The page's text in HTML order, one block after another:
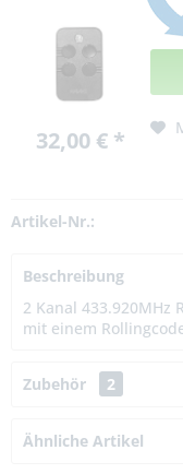
32,00 € *
Artikel-Nr.:
Beschreibung
2 Kanal 433.920MHz
mit einem
Zubehör 2
Ähnliche Artikel